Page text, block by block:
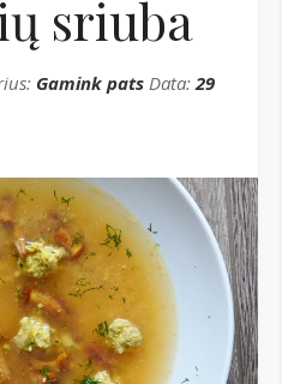
sriuba
Gamink pats Data:29